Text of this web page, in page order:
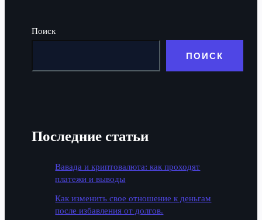
Поиск
ПОИСК
Последние статьи
Вавада и криптовалюта: как проходят
платежи и выводы
Как изменить свое отношение к деньгам
после избавления от долгов.